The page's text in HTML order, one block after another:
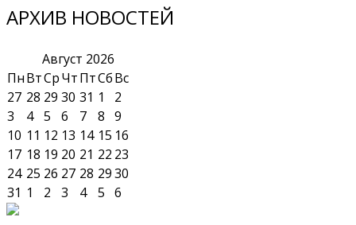
АРХИВ НОВОСТЕЙ
Август 2026
ПнВтСрЧтПтСбВс
27 28 29 30 31 1
2
3
4 5 6 7 8 9
10 11 12 13 14 15 16
17 18 19 20 21 22 23
24 25 26 27 28 2930
31 1 2 3 4 5 6